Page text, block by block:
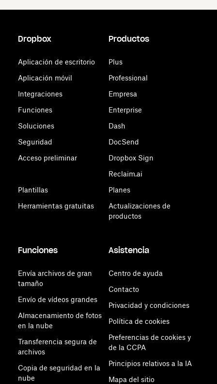
Dropbox
Aplicación de escritorio
Aplicación móvil
Integraciones
Funciones
Soluciones
Seguridad
Acceso preliminar
Plantillas
Herramientas gratuitas
Productos
Plus
Professional
Empresa
Enterprise
Dash
DocSend
Dropbox Sign
Reclaim.ai
Planes
Actualizaciones de
productos
Funciones
Envía archivos de gran
tamaño
Envío de vídeos grandes
Almacenamiento de fotos
en la nube
Transferencia segura de
archivos
Copia de seguridad en la
nube
Asistencia
Centro de ayuda
Contacto
Privacidad y condiciones
Política de cookies
Preferencias de cookies y
de la CCPA
Principios relativos a la IA
Mapa del sitio